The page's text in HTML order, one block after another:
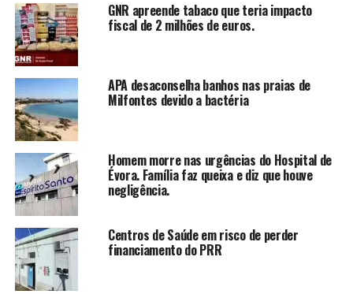
GNR apreende tabaco que teria impacto
fiscal de 2 milhões de euros.
APA desaconselha banhos nas praias de
Milfontes devido a bactéria
Homem morre nas urgências do Hospital de
Évora. Família faz queixa e diz que houve
negligência.
Centros de Saúde em risco de perder
financiamento do PRR